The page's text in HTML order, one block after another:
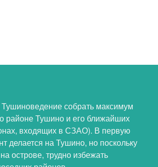
собрать максимум
районе Тушино и его ближайших
входящих в СЗАО). В первую
делается на Тушино, но поскольку
острове, трудно избежать